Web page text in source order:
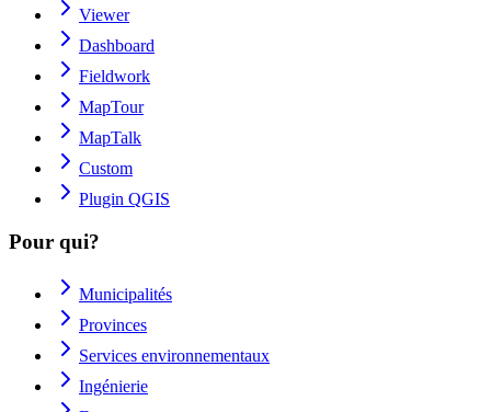
Viewer
Dashboard
Fieldwork
MapTour
MapTalk
Custom
Plugin QGIS
Pour qui?
Municipalités
Provinces
Services environnementaux
Ingénierie